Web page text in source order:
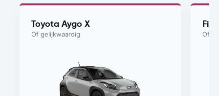
Toyota Aygo X
Of gelijkwaardig Of